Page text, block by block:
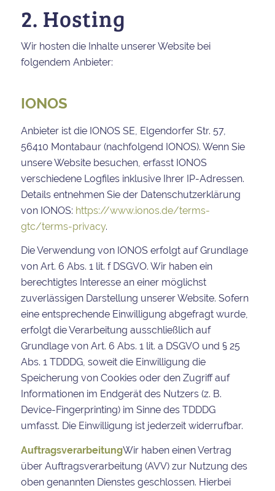
2. Hosting
Wir hosten die Inhalte unserer Website bei
folgendem Anbieter:
IONOS
Anbieter ist die IONOS SE, Elgendorfer Str. 57,
56410 Montabaur (nachfolgend IONOS). Wenn Sie
unsere Website besuchen, erfasst IONOS
verschiedene Logfiles inklusive Ihrer IP-Adressen.
Details entnehmen Sie der Datenschutzerklärung
von IONOS: https://www.ionos.de/terms-
gtc/terms-privacy.
Die Verwendung von IONOS erfolgt auf Grundlage
von Art. 6 Abs. 1 lit. f DSGVO. Wir haben ein
berechtigtes Interesse an einer möglichst
zuverlässigen Darstellung unserer Website. Sofern
eine entsprechende Einwilligung abgefragt wurde,
erfolgt die Verarbeitung ausschließlich auf
Grundlage von Art. 6 Abs. 1 lit. a DSGVO und § 25
Abs. 1 TDDDG, soweit die Einwilligung die
Speicherung von Cookies oder den Zugriff auf
Informationen im Endgerät des Nutzers (z. B.
Device-Fingerprinting) im Sinne des TDDDG
umfasst. Die Einwilligung ist jederzeit widerrufbar.
AuftragsverarbeitungWir haben einen Vertrag
über Auftragsverarbeitung (AVV) zur Nutzung des
oben genannten Dienstes geschlossen. Hierbei